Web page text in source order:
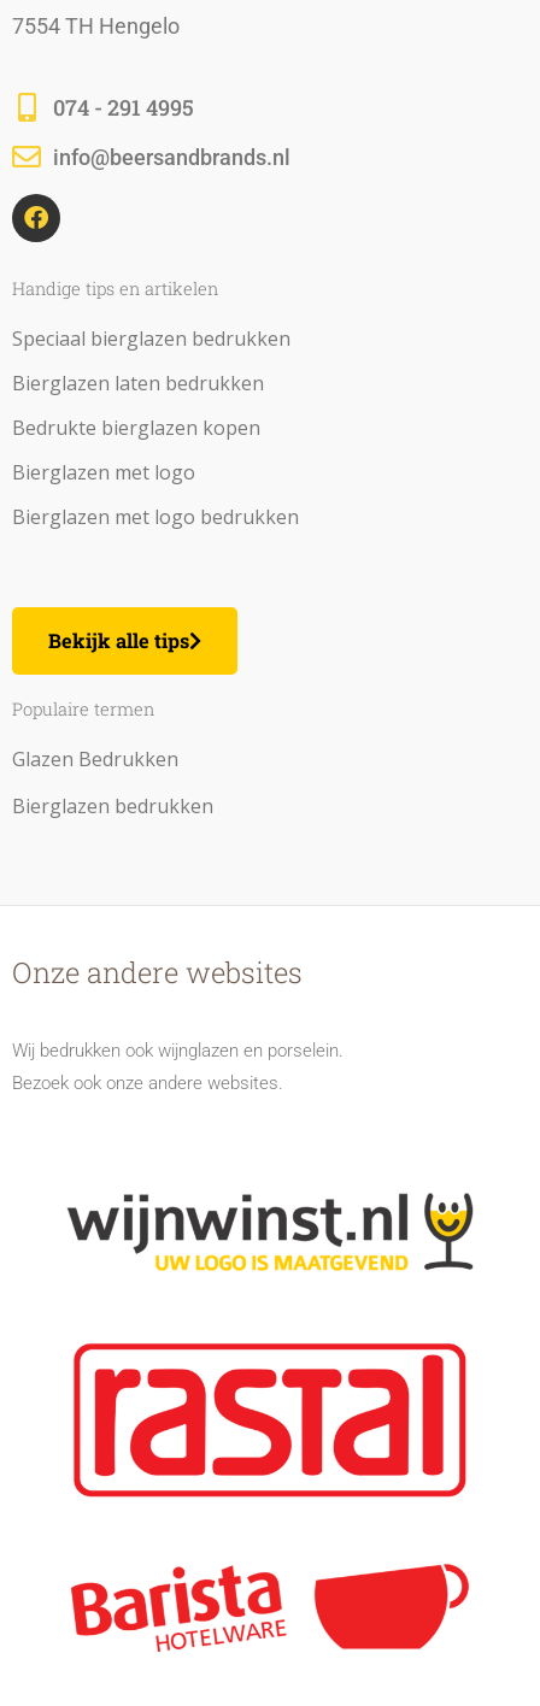
7554 TH Hengelo
074 - 291 4995
info@beersandbrands.nl
F
a
c
b
o
Handige tips en artikelen
Speciaal bierglazen bedrukken
Bierglazen laten bedrukken
Bedrukte bierglazen kopen
Bierglazen met logo
Bierglazen met logo bedrukken
Bekijk alle tips
Populaire termen
Glazen Bedrukken
Bierglazen bedrukken
Onze andere websites
Wij bedrukken ook wijnglazen en porselein.
Bezoek ook onze andere websites.